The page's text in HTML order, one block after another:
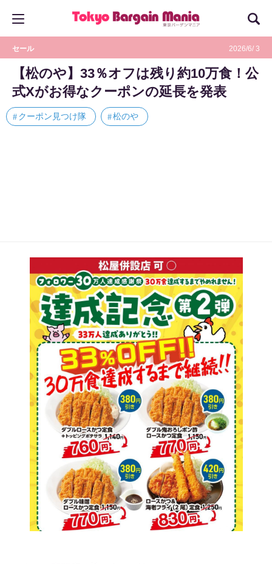
セール 2026/6/ 3
【松のや】33％オフは残り約10万食！公
式Xがお得なクーポンの延長を発表
クーポン見つけ隊 松のや